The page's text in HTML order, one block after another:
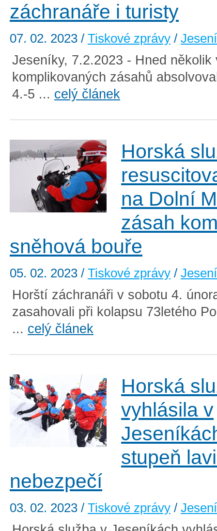
záchranáře i turisty
07. 02. 2023 / Tiskové zprávy /
Jeseníky, 7.2.2023 - Hned několik
komplikovaných zásahů
4.-5 ... celý článek
Horská
na Dolní
zásah
sněhová bouře
05. 02. 2023 / Tiskové zprávy /
Horští záchranáři v sobotu 4.
zasahovali při kolapsu 73letého
... celý článek
Horská
vyhlásila v
stupeň
nebezpečí
03. 02. 2023 / Tiskové zprávy /